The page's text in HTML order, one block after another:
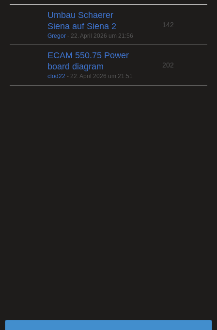
Umbau Schaerer
Siena auf Siena 2
Gregor - 22. April 2026 um 21:56
142
ECAM 550.75 Power
board diagram
clod22 - 22. April 2026 um 21:51
202